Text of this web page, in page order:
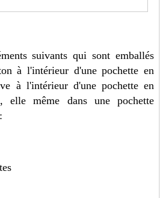
suivants qui sont emballés
à l'intérieur d'une pochette en
à l'intérieur d'une pochette en
elle même dans une pochette